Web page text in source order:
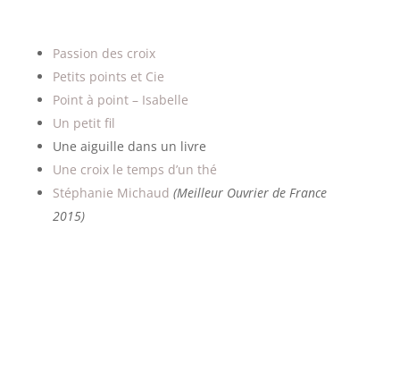
Passion des croix
Petits points et Cie
Point à point – Isabelle
Un petit fil
Une aiguille dans un livre
Une croix le temps d’un thé
Stéphanie Michaud (Meilleur Ouvrier de France
2015)